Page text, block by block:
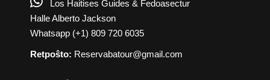
Los Haitises Guides & Fedoasectur
Halle Alberto Jackson
Whatsapp (+1) 809 720 6035
Retpoŝto: Reservabatour@gmail.com